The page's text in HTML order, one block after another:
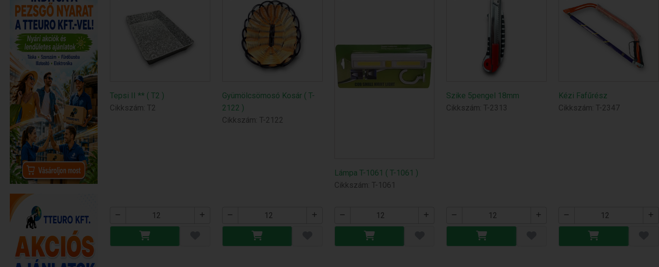
Tepsi II ** ( T2 )
Cikkszám: T2
Gyümölcsömosó Kosár ( T-
2122 )
Cikkszám: T-2122
Lámpa T-1061 ( T-1061 )
Cikkszám: T-1061
Szike 5pengel 18mm
Cikkszám: T-2313
Kézi Fafűrész
Cikkszám: T-2347